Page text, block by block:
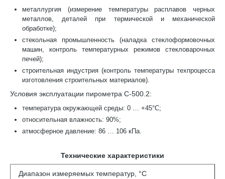
металлургия (измерение температуры расплавов черных
металлов, деталей при термической и механической
обработке);
стекольная промышленность (наладка стеклоформовочных
машин, контроль температурных режимов стекловарочных
печей);
строительная индустрия (контроль температуры техпроцесса
изготовления строительных материалов).
Условия эксплуатации пирометра С-500.2:
температура окружающей среды: 0 … +45°С;
относительная влажность: 90%;
атмосферное давление: 86 … 106 кПа.
Технические характеристики
Диапазон измеряемых температур, °С